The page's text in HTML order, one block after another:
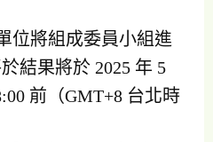
位將組成委員小組進
結果將於 2025 年 5
前（GMT+8 台北時